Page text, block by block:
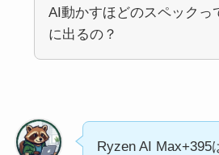
AI動かすほどのスペックっ
に出るの？
Ryzen AI Max+395